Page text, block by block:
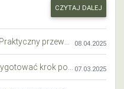
CZYTAJ DALEJ
08.04.2025
07.03.2025